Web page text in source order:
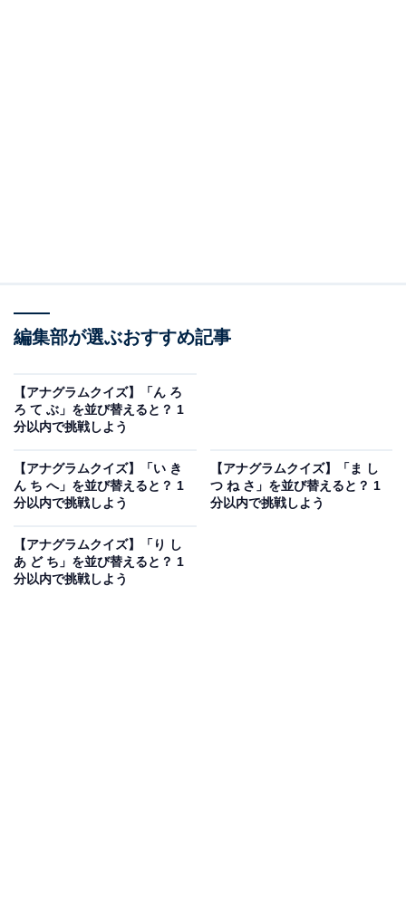
あわせて読みたい
び替えると？ 1分以内で挑戦しよう
あわせて読みたい
【アナグラムクイズ】「じ ぬ わ り ま」を並
び替えると？ 1分以内で挑戦しよう
編集部が選ぶおすすめ記事
【アナグラムクイズ】「ん ろ
ろ て ぶ」を並び替えると？ 1
分以内で挑戦しよう
【アナグラムクイズ】「い き
ん ち へ」を並び替えると？ 1
分以内で挑戦しよう
【アナグラムクイズ】「ま し
つ ね さ」を並び替えると？ 1
分以内で挑戦しよう
【アナグラムクイズ】「り し
あ ど ち」を並び替えると？ 1
分以内で挑戦しよう